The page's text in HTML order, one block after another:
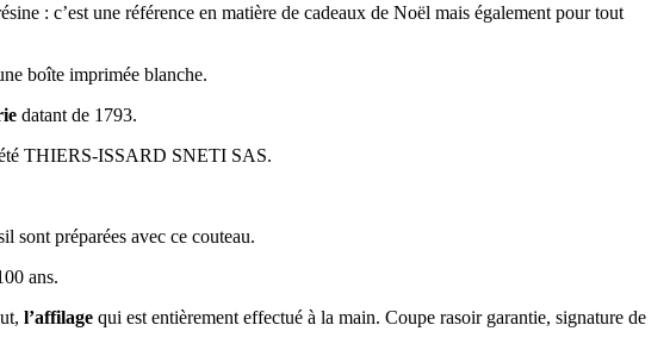
: c’est une référence en matière de cadeaux de Noël mais également pour tout
boîte imprimée blanche.
datant de 1793.
THIERS-ISSARD SNETI SAS.
sont préparées avec ce couteau.
ans.
l’affilage qui est entièrement effectué à la main. Coupe rasoir garantie, signature de